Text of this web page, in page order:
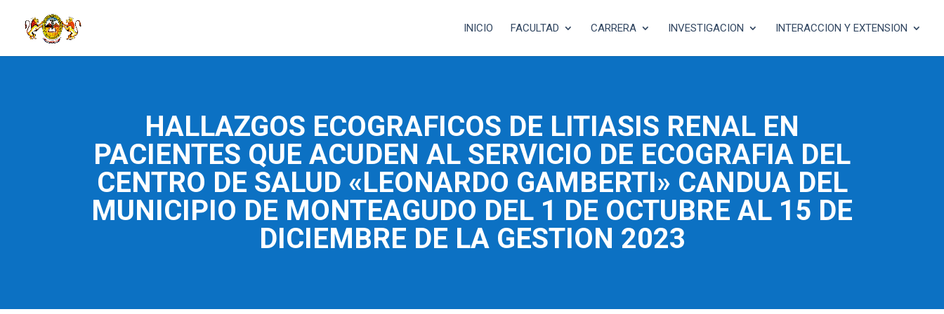
INICIO FACULTAD CARRERA INVESTIGACION INTERACCION Y EXTENSION
HALLAZGOS ECOGRAFICOS DE LITIASIS RENAL EN
PACIENTES QUE ACUDEN AL SERVICIO DE ECOGRAFIA DEL
CENTRO DE SALUD «LEONARDO GAMBERTI» CANDUA DEL
MUNICIPIO DE MONTEAGUDO DEL 1 DE OCTUBRE AL 15 DE
DICIEMBRE DE LA GESTION 2023